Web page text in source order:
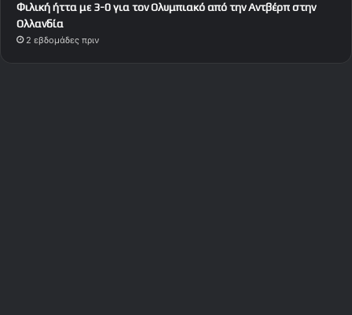
Φιλική ήττα με 3-0 για τον Ολυμπιακό από την Αντβέρπ στην
Ολλανδία
2 εβδομάδες πριν